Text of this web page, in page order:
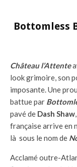
Bottomless
Château l’Attente
look grimoire, son
imposante. Une
battue par
pavé de Dash Shaw
française arrive en
là sous le nom de
Acclamé outre-